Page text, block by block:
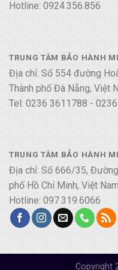
Hotline: 0924.356.856
TRUNG TÂM BẢO HÀNH
Địa chỉ: Số 554 đường
Thành phố Đà Nẵng, Việt
Tel: 0236 3611788 -
TRUNG TÂM BẢO HÀNH
Địa chỉ: Số 666/35,
phố Hồ Chí Minh, Việt Nam
Hotline: 097.319.6066
Copyright